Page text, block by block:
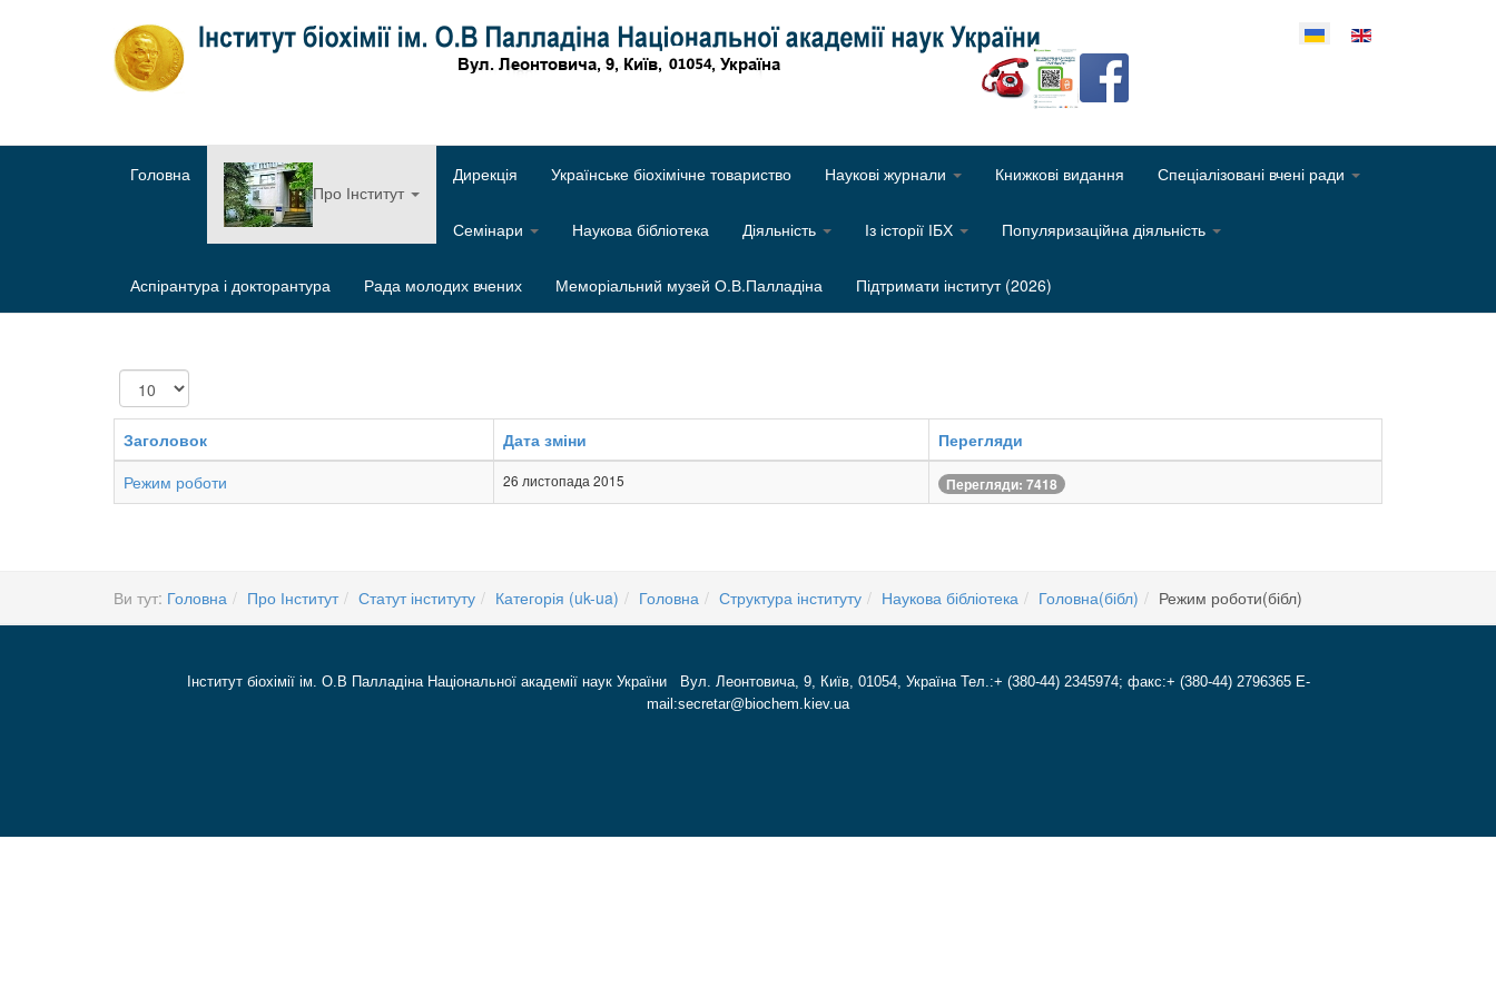
Оберіть свою мову
Головна
Про Інститут
Дирекція Українське біохімічне товариство Наукові журнали Книжкові видання Спеціалізовані вчені ради
Семінари Наукова бібліотека Діяльність Із історії ІБХ Популяризаційна діяльність
Аспірантура і докторантура Рада молодих вчених Меморіальний музей О.В.Палладіна Підтримати інститут (2026)
Показувати
Заголовок Дата зміни
Перегляди
Режим роботи
26 листопада 2015 Перегляди: 7418
Ви тут: Головна Про Інститут Статут інституту Категорія (uk-ua) Головна Структура інституту Наукова бібліотека Головна(бібл) Режим роботи(бібл)
Інститут біохімії ім. О.В Палладіна Національної академії наук України Вул. Леонтовича, 9, Київ, 01054, Україна Тел.:+ (380-44) 2345974; факс:+ (380-44) 2796365 E-
mail:secretar@biochem.kiev.ua